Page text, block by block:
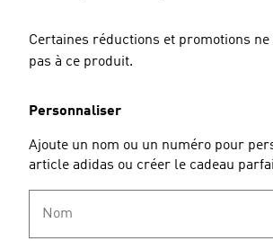
Certaines réductions et promotions
pas à ce produit.
Personnaliser
Ajoute un nom ou un numéro pour
article adidas ou créer le cadeau
Nom